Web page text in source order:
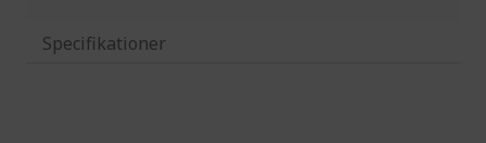
Specifikationer